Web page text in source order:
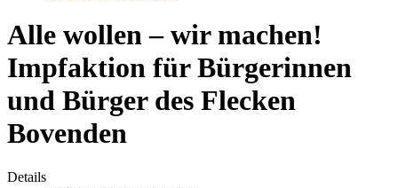
Alle wollen – wir machen!
Impfaktion für Bürgerinnen
und Bürger des Flecken
Bovenden
Details